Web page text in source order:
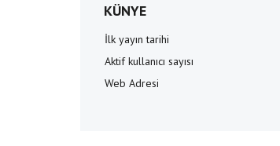
KÜNYE
İlk yayın tarihi
Aktif kullanıcı sayısı
Web Adresi